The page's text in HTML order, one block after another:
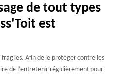
de tout types
est
Afin de le protéger contre les
de l’entretenir régulièrement pour